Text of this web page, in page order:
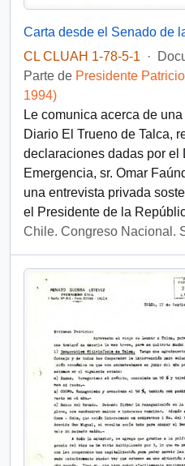
CL CLUAH 1-78-5-1
·
Parte de Presidente
1994)
Le comunica acerca de
Diario El Trueno de Talca,
declaraciones dadas por el
Emergencia, sr. Omar
una entrevista privada
el Presidente de la
Chile. Congreso Nacional.